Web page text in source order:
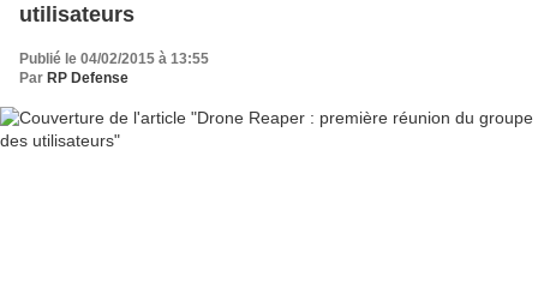
utilisateurs
Publié le 04/02/2015 à 13:55
Par RP Defense